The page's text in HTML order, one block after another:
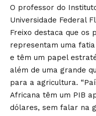
O professor do
Universidade Federal
Freixo destaca que os
representam uma
e têm um papel
além de uma grande
para a agricultura.
Africana têm um PIB
dólares, sem falar na